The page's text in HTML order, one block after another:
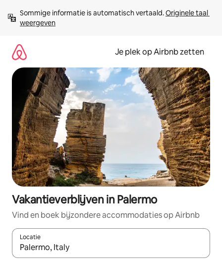
direct
naar
Sommige informatie is automatisch vertaald. Originele taal
weergeven
Je plek op Airbnb zetten
Vakantieverblijven in Palermo
Vind en boek bijzondere accommodaties op Airbnb
Locatie
Wanneer er resultaten beschikbaar zijn, maak je een keuze